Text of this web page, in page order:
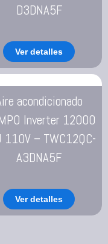
D3DNA5F
Ver detalles
acondicionado
Inverter 12000
110V – TWC12QC-
A3DNA5F
Ver detalles